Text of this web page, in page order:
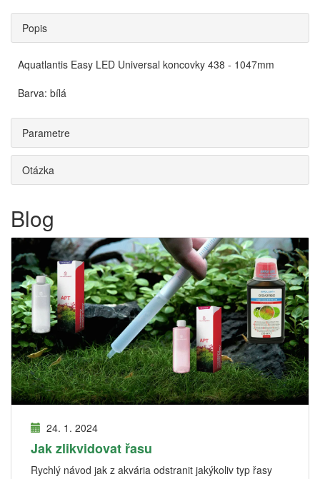
Popis
Aquatlantis Easy LED Universal koncovky 438 - 1047mm
Barva: bílá
Parametre
Otázka
Blog
24. 1. 2024
Jak zlikvidovat řasu
Rychlý návod jak z akvária odstranit jakýkoliv typ řasy